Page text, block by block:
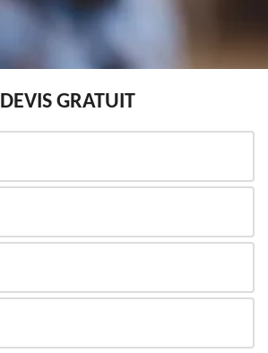
DEVIS GRATUIT